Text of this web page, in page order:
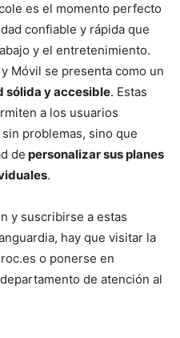
es el momento perfecto
confiable y rápida que
y el entretenimiento.
Móvil se presenta como un
sólida y accesible. Estas
a los usuarios
problemas, sino que
de personalizar sus planes
.
y suscribirse a estas
hay que visitar la
o ponerse en
de atención al